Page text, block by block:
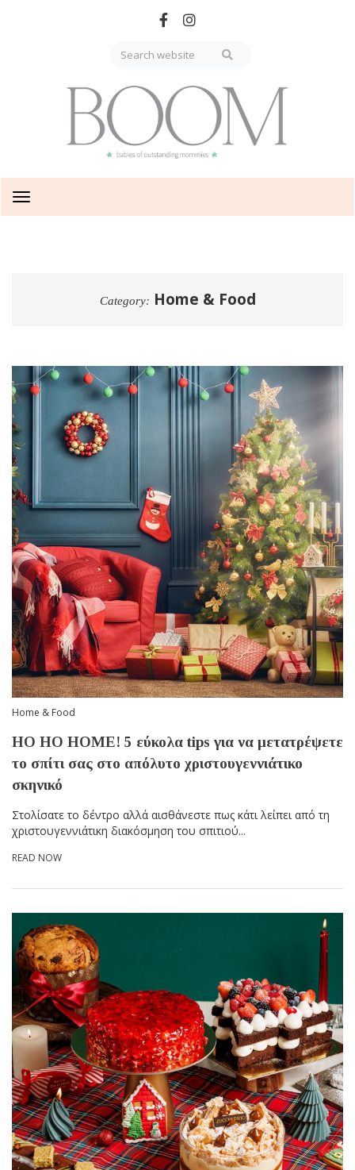
Toggle
navigation
Category: Home & Food
Home & Food
HO HO HOME! 5 εύκολα tips για να μετατρέψετε
το σπίτι σας στο απόλυτο χριστουγεννιάτικο
σκηνικό
Στολίσατε το δέντρο αλλά αισθάνεστε πως κάτι λείπει από τη
χριστουγεννιάτικη διακόσμηση του σπιτιού...
READ NOW